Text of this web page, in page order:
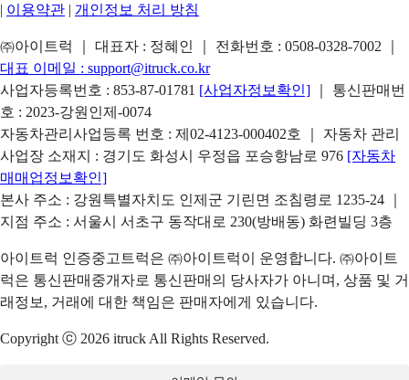
| 이용약관 | 개인정보 처리 방침
㈜아이트럭 ｜ 대표자 : 정혜인 ｜ 전화번호 : 0508-0328-7002
대표 이메일 : support@itruck.co.kr
사업자등록번호 : 853-87-01781 [사업자정보확인]
｜ 통신판매번
호 : 2023-강원인제-0074
자동차관리사업등록 번호 : 제02-4123-000402호 ｜ 자동차 관리
사업장 소재지 : 경기도 화성시 우정읍 포승항남로 976 [자동차
매매업정보확인]
본사 주소 : 강원특별자치도 인제군 기린면 조침령로 1235-24 ｜
지점 주소 : 서울시 서초구 동작대로 230(방배동) 화련빌딩 3층
아이트럭 인증중고트럭은 ㈜아이트럭이 운영합니다. ㈜아이트
럭은 통신판매중개자로 통신판매의 당사자가 아니며, 상품 및 거
래정보, 거래에 대한 책임은 판매자에게 있습니다.
Copyright ⓒ 2026 itruck All Rights Reserved.